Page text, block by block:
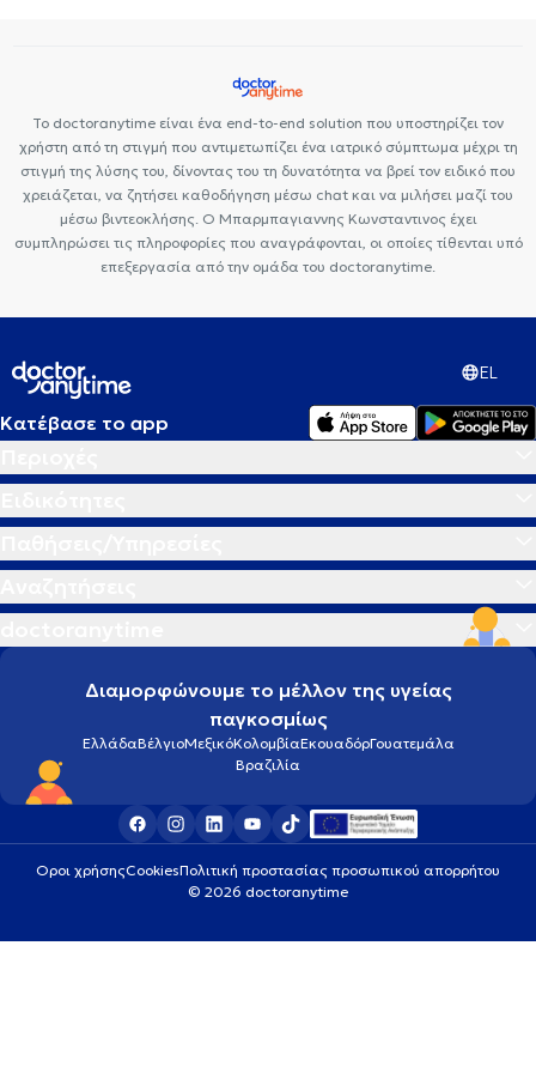
Ορθοπαιδικοί και Ορθοπαιδικοί Χειρουργοί στον Κορυδαλλό
Ορθοπαιδικοί και Ορθοπαιδικοί Χειρουργοί στα Εξάρχεια
Ορθοπαιδικοί και Ορθοπαιδικοί Χειρουργοί στους Αμπελόκηπους
Ορθοπαιδικοί και Ορθοπαιδικοί Χειρουργοί στο Κολωνάκι
Το doctoranytime είναι ένα end-to-end solution που υποστηρίζει τον
χρήστη από τη στιγμή που αντιμετωπίζει ένα ιατρικό σύμπτωμα μέχρι τη
στιγμή της λύσης του, δίνοντας του τη δυνατότητα να βρεί τον ειδικό που
χρειάζεται, να ζητήσει καθοδήγηση μέσω chat και να μιλήσει μαζί του
μέσω βιντεοκλήσης. Ο Μπαρμπαγιαννης Κωνσταντινος έχει
συμπληρώσει τις πληροφορίες που αναγράφονται, οι οποίες τίθενται υπό
επεξεργασία από την ομάδα του doctoranytime.
EL
Κατέβασε το app
Διαμορφώνουμε το μέλλον της υγείας
παγκοσμίως
ΕλλάδαΒέλγιοΜεξικόΚολομβίαΕκουαδόρΓουατεμάλα
Βραζιλία
Οροι χρήσηςCookiesΠολιτική προστασίας προσωπικού απορρήτου
© 2026 doctoranytime